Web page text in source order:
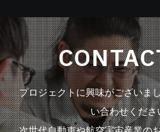
プロジェクトに興味がございま
い合わせくださ